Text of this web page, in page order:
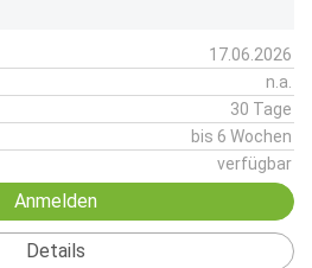
17.06.2026
n.a.
30 Tage
bis 6 Wochen
verfügbar
Anmelden
Details